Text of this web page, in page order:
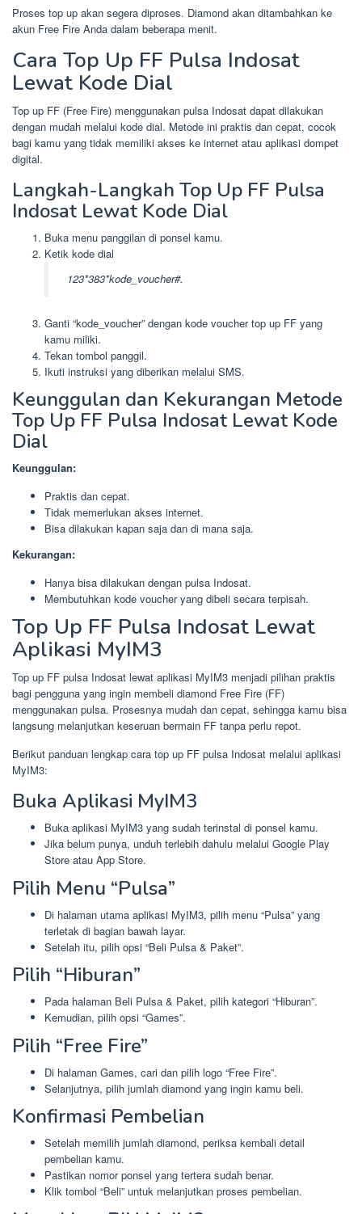
Proses top up akan segera diproses. Diamond akan ditambahkan ke
akun Free Fire Anda dalam beberapa menit.
Cara Top Up FF Pulsa Indosat
Lewat Kode Dial
Top up FF (Free Fire) menggunakan pulsa Indosat dapat dilakukan
dengan mudah melalui kode dial. Metode ini praktis dan cepat, cocok
bagi kamu yang tidak memiliki akses ke internet atau aplikasi dompet
digital.
Langkah-Langkah Top Up FF Pulsa
Indosat Lewat Kode Dial
Buka menu panggilan di ponsel kamu.
Ketik kode dial
123*383*kode_voucher#.
Ganti “kode_voucher” dengan kode voucher top up FF yang
kamu miliki.
Tekan tombol panggil.
Ikuti instruksi yang diberikan melalui SMS.
Keunggulan dan Kekurangan Metode
Top Up FF Pulsa Indosat Lewat Kode
Dial
Keunggulan:
Praktis dan cepat.
Tidak memerlukan akses internet.
Bisa dilakukan kapan saja dan di mana saja.
Kekurangan:
Hanya bisa dilakukan dengan pulsa Indosat.
Membutuhkan kode voucher yang dibeli secara terpisah.
Top Up FF Pulsa Indosat Lewat
Aplikasi MyIM3
Top up FF pulsa Indosat lewat aplikasi MyIM3 menjadi pilihan praktis
bagi pengguna yang ingin membeli diamond Free Fire (FF)
menggunakan pulsa. Prosesnya mudah dan cepat, sehingga kamu bisa
langsung melanjutkan keseruan bermain FF tanpa perlu repot.
Berikut panduan lengkap cara top up FF pulsa Indosat melalui aplikasi
MyIM3:
Buka Aplikasi MyIM3
Buka aplikasi MyIM3 yang sudah terinstal di ponsel kamu.
Jika belum punya, unduh terlebih dahulu melalui Google Play
Store atau App Store.
Pilih Menu “Pulsa”
Di halaman utama aplikasi MyIM3, pilih menu “Pulsa” yang
terletak di bagian bawah layar.
Setelah itu, pilih opsi “Beli Pulsa & Paket”.
Pilih “Hiburan”
Pada halaman Beli Pulsa & Paket, pilih kategori “Hiburan”.
Kemudian, pilih opsi “Games”.
Pilih “Free Fire”
Di halaman Games, cari dan pilih logo “Free Fire”.
Selanjutnya, pilih jumlah diamond yang ingin kamu beli.
Konfirmasi Pembelian
Setelah memilih jumlah diamond, periksa kembali detail
pembelian kamu.
Pastikan nomor ponsel yang tertera sudah benar.
Klik tombol “Beli” untuk melanjutkan proses pembelian.